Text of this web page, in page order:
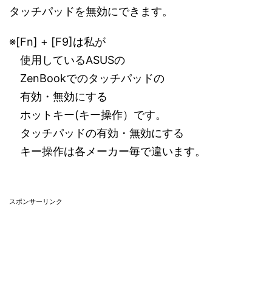
タッチパッドを無効にできます。
※[Fn] + [F9]は私が
使用しているASUSの
ZenBookでのタッチパッドの
有効・無効にする
ホットキー(キー操作）です。
タッチパッドの有効・無効にする
キー操作は各メーカー毎で違います。
スポンサーリンク